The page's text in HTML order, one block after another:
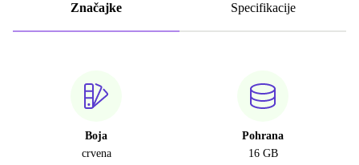
Značajke Specifikacije
Boja
crvena
Pohrana
16 GB